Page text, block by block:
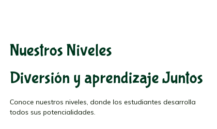
Nuestros Niveles
Diversión y aprendizaje Juntos
Conoce nuestros niveles, donde los estudiantes desarrolla
todos sus potencialidades.